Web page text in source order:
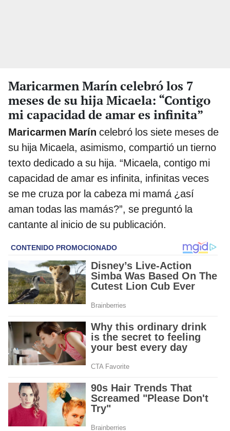
Maricarmen Marín celebró los 7
meses de su hija Micaela: “Contigo
mi capacidad de amar es infinita”
Maricarmen Marín celebró los siete meses de
su hija Micaela, asimismo, compartió un tierno
texto dedicado a su hija. “Micaela, contigo mi
capacidad de amar es infinita, infinitas veces
se me cruza por la cabeza mi mamá ¿así
aman todas las mamás?”, se preguntó la
cantante al inicio de su publicación.